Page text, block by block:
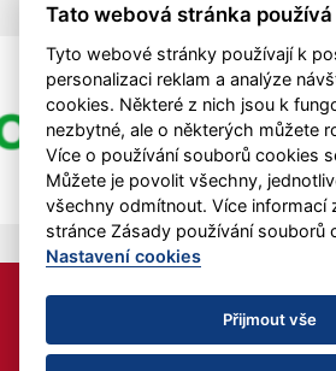
Nastavení cookies
HC MAD BULL z.s. je podporován z
Jihočeského kraje.
Tato webová stránka
Tyto webové stránky používají k
personalizaci reklam a analýze
cookies. Některé z nich jsou k
nezbytné, ale o některých můžete
Více o používání souborů cookies
Můžete je povolit všechny,
všechny odmítnout. Více informací
stránce Zásady používání souborů
Nastavení cookies
Přijmout vše